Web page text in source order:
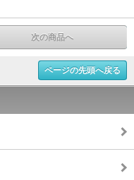
次の商品へ
ページの先頭へ戻る